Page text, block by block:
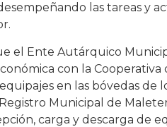
las tareas y
el Ente Autárquico
con la Cooperativa
en las bóvedas de
Municipal de
carga y descarga de